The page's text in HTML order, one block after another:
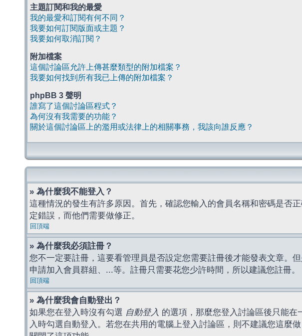
主題訂閱和我的最愛
我的最愛和訂閱有何不同？
我要如何訂閱版面或主題？
我要如何取消訂閱？
附加檔案
這個討論區允許上傳甚麼類型的附加檔案？
我要如何找到所有我已上傳的附加檔案？
phpBB 3 聲明
誰寫了這個討論區程式？
為何沒有我需要的功能？
關於這個討論區上的濫用或法律上的相關事務，我該向誰反應？
» 為什麼我不能登入？
這種情況的發生有許多原因。首先，確認您輸入的會員名稱和密碼是否
定錯誤，而他們需要做修正。
回頂端
» 為什麼我必須註冊？
您不一定要註冊，這要看管理員是否設定您需要註冊後才能發表文章。
申請加入會員群組、...等。註冊只需要花您少許時間，所以建議您註冊。
回頂端
» 為什麼我會自動登出？
如果您在登入時沒有勾選 自動登入 的選項，那麼您登入討論區後只能
入時勾選自動登入。若您在共用的電腦上登入討論區，則不建議您這麼